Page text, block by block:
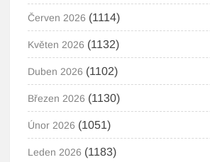
Červen 2026 (1114)
Květen 2026 (1132)
Duben 2026 (1102)
Březen 2026 (1130)
Únor 2026 (1051)
Leden 2026 (1183)